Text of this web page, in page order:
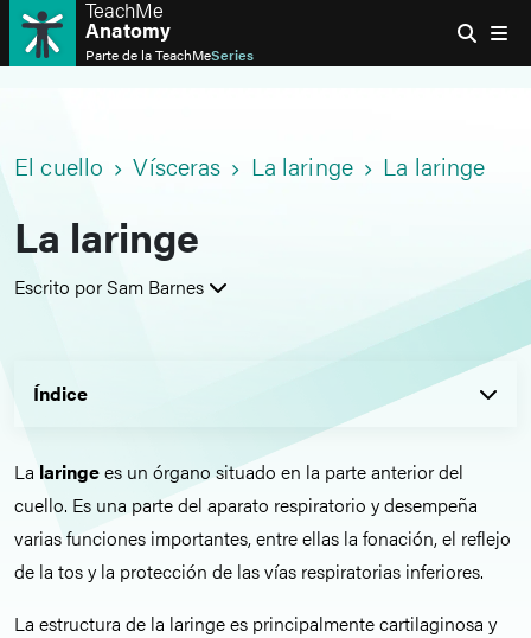
TeachMe
Anatomy
Parte de laTeachMeSeries
El cuello Vísceras La laringe La laringe
La laringe
Escrito por Sam Barnes
Índice
La laringees un órgano situado en la parte anterior del
cuello. Es una parte del aparato respiratorio y desempeña
varias funciones importantes, entre ellas la fonación, el reflejo
de la tos y la protección de las vías respiratorias inferiores.
La estructura de la laringe es principalmente cartilaginosa y